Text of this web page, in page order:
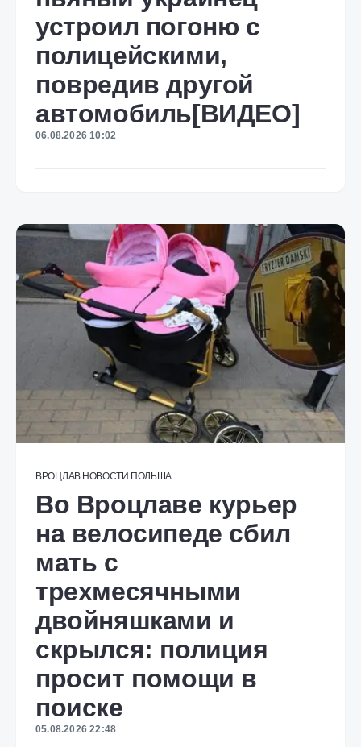
устроил погоню с
полицейскими,
повредив другой
автомобиль[ВИДЕО]
06.08.2026 10:02
ВРОЦЛАВ НОВОСТИ ПОЛЬША
Во Вроцлаве курьер
на велосипеде сбил
мать с
трехмесячными
двойняшками и
скрылся: полиция
просит помощи в
поиске
05.08.2026 22:48